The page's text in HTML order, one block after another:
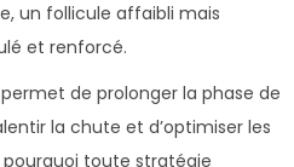
un follicule affaibli mais
et renforcé.
de prolonger la phase de
la chute et d’optimiser les
pourquoi toute stratégie